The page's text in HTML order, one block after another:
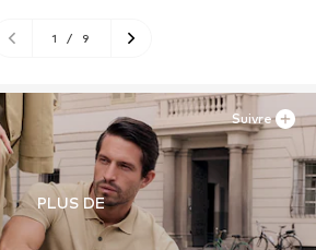
1 / 9
PLUS DE
Suivre